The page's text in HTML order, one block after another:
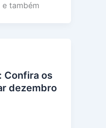
também
Confira os
dezembro